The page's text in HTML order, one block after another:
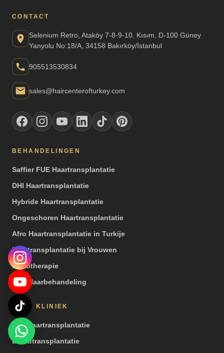
CONTACT
Selenium Retro, Ataköy 7-8-9-10. Kısım, D-100 Güney
Yanyolu No:18/A, 34158 Bakırköy/İstanbul
905513530834
sales@haircenterofturkey.com
BEHANDELINGEN
Saffier FUE Haartransplantatie
DHI Haartransplantatie
Hybride Haartransplantatie
Ongeschoren Haartransplantatie
Afro Haartransplantatie in Turkije
Haartransplantatie bij Vrouwen
Mesotherapie
PRP Haarbehandeling
ONZE KLINIEK
Een Haartransplantatie
Baardtransplantatie